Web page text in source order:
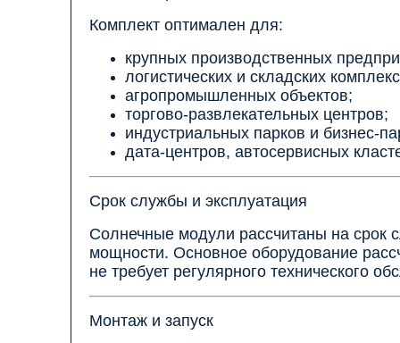
Комплект оптимален для:
крупных производственных
логистических и складских
агропромышленных объектов;
торгово-развлекательных центров;
индустриальных парков и бизнес-
дата-центров, автосервисных
Срок службы и эксплуатация
Солнечные модули рассчитаны на срок
мощности. Основное оборудование
не требует регулярного технического
Монтаж и запуск